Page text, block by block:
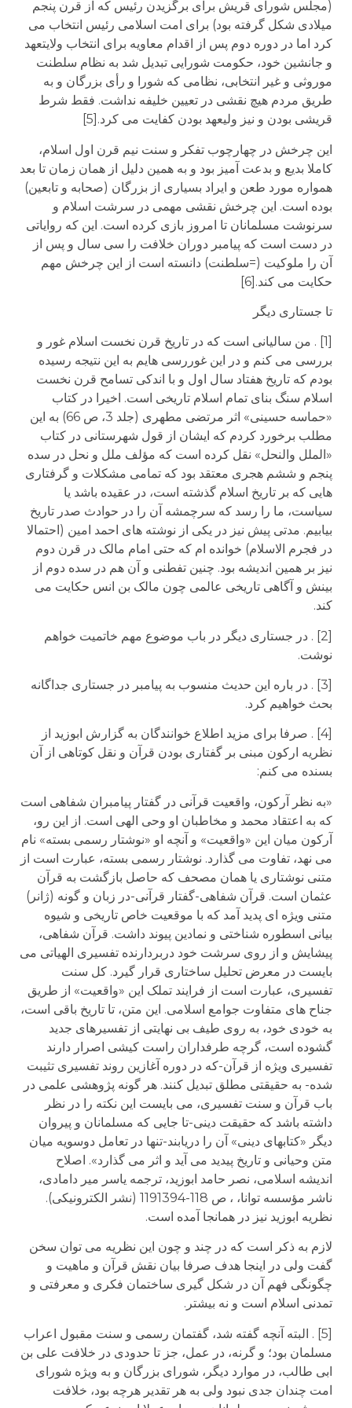
(مجلس شورای قریش برای برگزیدن رئیس که از قرن پنجم
میلادی شکل گرفته بود) برای امت اسلامی رئیس انتخاب می
کرد اما در دوره دوم پس از اقدام معاویه برای انتخاب ولایتعهد
و جانشین خود، حکومت شورایی تبدیل شد به نظام سلطنت
موروثی و غیر انتخابی، نظامی که شورا و رأی بزرگان و به
طریق مردم هیچ نقشی در تعیین خلیفه نداشت. فقط شرط
قریشی بودن و نیز ولیعهد بودن کفایت می کرد.[5]
این چرخش در چهارچوب تفکر و سنت نیم قرن اول اسلام،
کاملا بدیع و بدعت آمیز بود و به همین دلیل از همان زمان تا بعد
همواره مورد طعن و ایراد بسیاری از بزرگان (صحابه و تابعین)
بوده است. این چرخش نقشی مهمی در سرشت اسلام و
سرنوشت مسلمانان تا امروز بازی کرده است. این که روایاتی
در دست است که پیامبر دوران خلافت را سی سال و پس از
آن را ملوکیت (=سلطنت) دانسته است از این چرخش مهم
حکایت می کند.[6]
تا جستاری دیگر
[1] . من سالیانی است که در تاریخ قرن نخست اسلام غور و
بررسی می کنم و در این غوررسی هایم به این نتیجه رسیده
بودم که تاریخ هفتاد سال اول و با اندکی تسامح قرن نخست
اسلام سنگ بنای تمام اسلام تاریخی است. اخیرا در کتاب
«حماسه حسینی» اثر مرتضی مطهری (جلد 3، ص 66) به این
مطلب برخورد کردم که ایشان از قول شهرستانی در کتاب
«الملل والنحل» نقل کرده است که مؤلف ملل و نحل در سده
پنجم و ششم هجری معتقد بود که تمامی مشکلات و گرفتاری
هایی که بر تاریخ اسلام گذشته است، در عقیده باشد یا
سیاست، ما را رسد که سرچمشه آن را در حوادث صدر تاریخ
بیابیم. مدتی پیش نیز در یکی از نوشته های احمد امین (احتمالا
در فجرم الاسلام) خوانده ام که حتی امام مالک در قرن دوم
نیز بر همین اندیشه بود. چنین تفطنی و آن هم در سده دوم از
بینش و آگاهی تاریخی عالمی چون مالک بن انس حکایت می
کند.
[2] . در جستاری دیگر در باب موضوع مهم خاتمیت خواهم
نوشت.
[3] . در باره این حدیث منسوب به پیامبر در جستاری جداگانه
بحث خواهیم کرد.
[4] . صرفا برای مزید اطلاع خوانندگان به گزارش ابوزید از
نظریه ارکون مبنی بر گفتاری بودن قرآن و نقل کوتاهی از آن
بسنده می کنم:
«به نظر آرکون، واقعیت قرآنی در گفتار پیامبران شفاهی است
که به اعتقاد محمد و مخاطبان او وحی الهی است. از این رو،
آرکون میان این «واقعیت» و آنچه او «نوشتار رسمی بسته» نام
می نهد، تفاوت می گذارد. نوشتار رسمی بسته، عبارت است از
متنی نوشتاری یا همان مصحف که حاصل بازگشت به قرآن
عثمان است. قرآن شفاهی-گفتار قرآنی-در زبان و گونه (ژانر)
متنی ویژه ای پدید آمد که با موقعیت خاص تاریخی و شیوه
بیانی اسطوره شناختی و نمادین پیوند داشت. قرآن شفاهی،
پیشایش و از روی سرشت خود دربردارنده تفسیری الهیاتی می
بایست در معرض تحلیل ساختاری قرار گیرد. کل سنت
تفسیری، عبارت است از فرایند تملک این «واقعیت» از طریق
جناح های متفاوت جوامع اسلامی. این متن، تا تاریخ باقی است،
به خودی خود، به روی طیف بی نهایتی از تفسیرهای جدید
گشوده است، گرچه طرفداران راست کیشی اصرار دارند
تفسیری ویژه از قرآن-که در دوره آغازین روند تفسیری تثیبت
شده- به حقیقتی مطلق تبدیل کنند. هر گونه پژوهشی علمی در
باب قرآن و سنت تفسیری، می بایست این نکته را در نظر
داشته باشد که حقیقت دینی-تا جایی که مسلمانان و پیروان
دیگر «کتابهای دینی» آن را دریابند-تنها در تعامل دوسویه میان
متن وحیانی و تاریخ پیدید می آید و اثر می گذارد». اصلاح
اندیشه اسلامی، نصر حامد ابوزید، ترجمه یاسر میر دامادی،
ناشر مؤسسه توانا، ، ص 118-1191394 (نشر الکترونیکی).
نظریه ابوزید نیز در همانجا آمده است.
لازم به ذکر است که در چند و چون این نظریه می توان سخن
گفت ولی در اینجا هدف صرفا بیان نقش قرآن و ماهیت و
چگونگی فهم آن در شکل گیری ساختمان فکری و معرفتی و
تمدنی اسلام است و نه بیشتر.
[5] . البته آنچه گفته شد، گفتمان رسمی و سنت مقبول اعراب
مسلمان بود؛ و گرنه، در عمل، جز تا حدودی در خلافت علی بن
ابی طالب، در موارد دیگر، شورای بزرگان و به ویژه شورای
امت چندان جدی نبود ولی به هر تقدیر هرچه بود، خلافت